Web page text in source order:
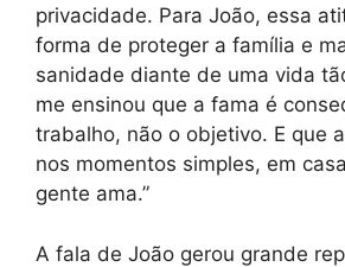
privacidade. Para João, essa
forma de proteger a família e
sanidade diante de uma vida
me ensinou que a fama é
trabalho, não o objetivo. E que
nos momentos simples, em
gente ama.”
A fala de João gerou grande